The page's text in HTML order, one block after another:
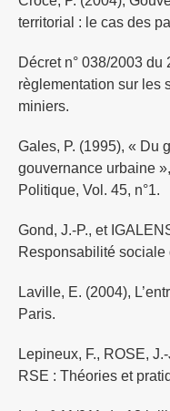
territorial : le cas des
Décret n° 038/2003 du
règlementation sur les
miniers.
Gales, P. (1995), « Du
gouvernance urbaine
Politique, Vol. 45, n°1.
Gond, J.-P., et
Responsabilité sociale
Laville, E. (2004),
Paris.
Lepineux, F., ROSE,
RSE : Théories et